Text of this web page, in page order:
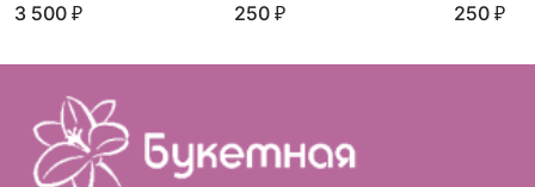
3 500 ₽ 250 ₽ 250 ₽